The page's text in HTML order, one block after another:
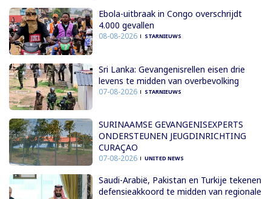
Ebola-uitbraak in Congo overschrijdt
4.000 gevallen
08-08-2026 STARNIEUWS
Sri Lanka: Gevangenisrellen eisen drie
levens te midden van overbevolking
07-08-2026 STARNIEUWS
SURINAAMSE GEVANGENISEXPERTS
ONDERSTEUNEN JEUGDINRICHTING
CURAÇAO
07-08-2026 UNITED NEWS
Saudi-Arabië, Pakistan en Turkije tekenen
defensieakkoord te midden van regionale